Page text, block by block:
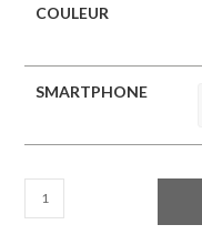
COULEUR
SMARTPHONE